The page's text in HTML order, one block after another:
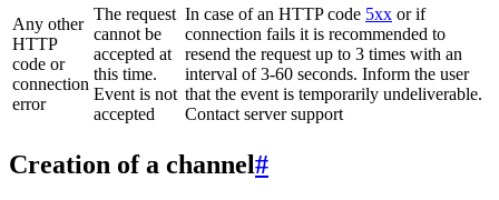
Any other
HTTP
code or
connection
error
The request
cannot be
accepted at
this time.
Event is not
accepted
In case of an HTTP code 5xx or if
connection fails it is recommended to
resend the request up to 3 times with an
interval of 3-60 seconds. Inform the user
that the event is temporarily undeliverable.
Contact server support
Creation of a channel#